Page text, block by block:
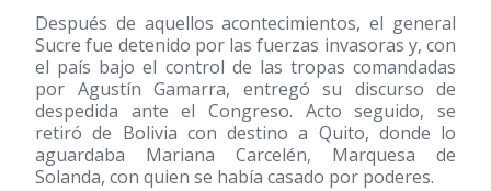
Después de aquellos acontecimientos, el general
Sucre fue detenido por las fuerzas invasoras y, con
el país bajo el control de las tropas comandadas
por Agustín Gamarra, entregó su discurso de
despedida ante el Congreso. Acto seguido, se
retiró de Bolivia con destino a Quito, donde lo
aguardaba Mariana Carcelén, Marquesa de
Solanda, con quien se había casado por poderes.